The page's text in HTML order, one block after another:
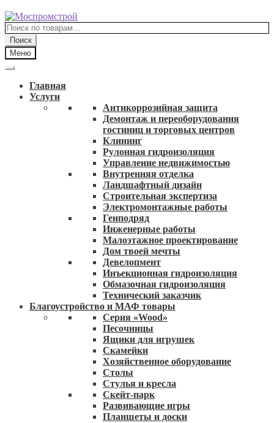
Перейти
к
навигации
Перейти
к
содержимому
Искать:
Поиск
Меню
Главная
Услуги
Антикоррозийная защита
Демонтаж и переоборудования
гостиниц и торговых центров
Клининг
Рулонная гидроизоляция
Управление недвижимостью
Внутренняя отделка
Ландшафтный дизайн
Строительная экспертиза
Электромонтажные работы
Генподряд
Инженерные работы
Малоэтажное проектирование
Дом твоей мечты
Девелопмент
Инъекционная гидроизоляция
Обмазочная гидроизоляция
Технический заказчик
Благоустройство и МАФ товары
Серия «Wood»
Песочницы
Ящики для игрушек
Скамейки
Хозяйственное оборудование
Столы
Стулья и кресла
Скейт-парк
Развивающие игры
Планшеты и доски